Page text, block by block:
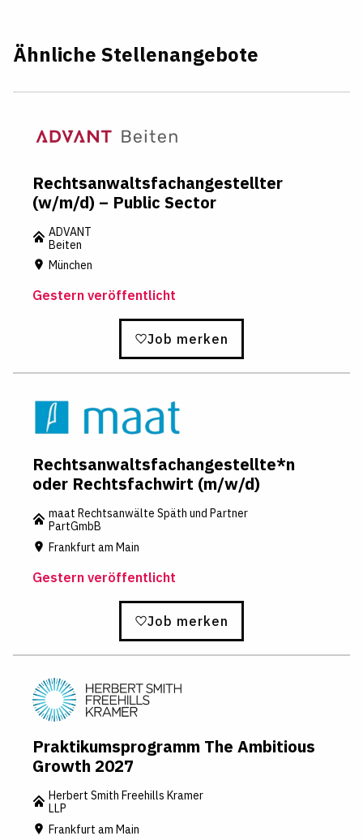
Ähnliche Stellenangebote
Rechtsanwaltsfachangestellter
(w/m/d) – Public Sector
ADVANT
Beiten
München
Gestern veröffentlicht
Job merken
Rechtsanwaltsfachangestellte*n
oder Rechtsfachwirt (m/w/d)
maat Rechtsanwälte Späth und Partner
PartGmbB
Frankfurt am Main
Gestern veröffentlicht
Job merken
Praktikumsprogramm The Ambitious
Growth 2027
Herbert Smith Freehills Kramer
LLP
Frankfurt am Main